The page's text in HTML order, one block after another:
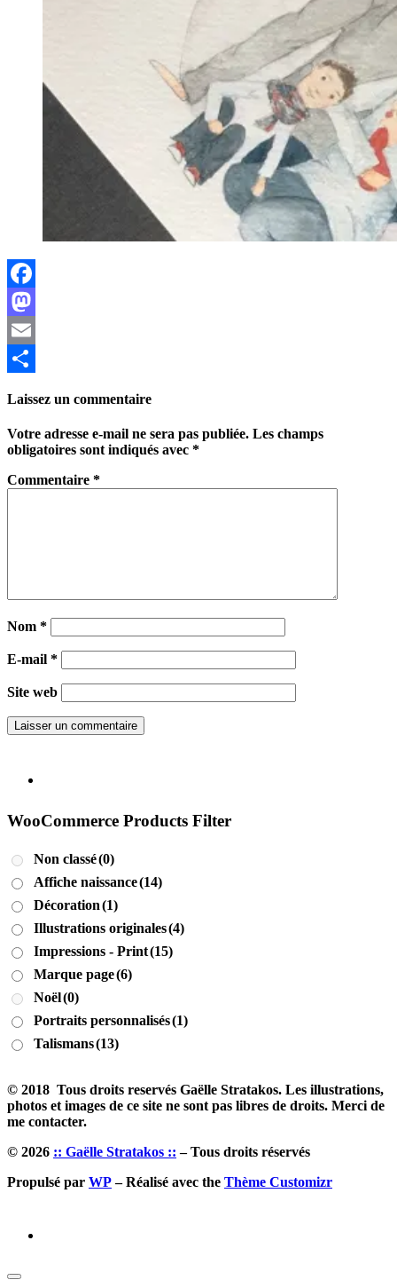
Facebook
Mastodon
Email
Laissez un commentaire
Votre adresse e-mail ne sera pas publiée. Les champs
obligatoires sont indiqués avec *
Commentaire *
Nom *
E-mail *
Site web
WooCommerce Products Filter
Non classé(0)
Affiche naissance(14)
Décoration(1)
Illustrations originales(4)
Impressions - Print(15)
Marque page(6)
Noël(0)
Portraits personnalisés(1)
Talismans(13)
© 2018 Tous droits reservés Gaëlle Stratakos. Les illustrations,
photos et images de ce site ne sont pas libres de droits. Merci de
me contacter.
© 2026 :: Gaëlle Stratakos :: – Tous droits réservés
Propulsé par WP– Réalisé avec the Thème Customizr